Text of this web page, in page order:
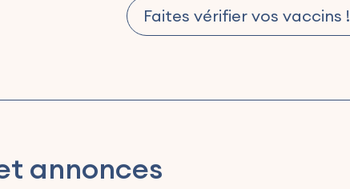
Faites vérifier vos vaccins !
annonces